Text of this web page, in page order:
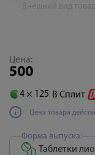
Внешний вид
Цена:
500
4 × 125 В Сплит
Цена товара
Форма выпуска:
Таблетки